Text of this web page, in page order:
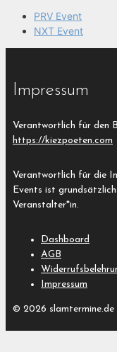
PRV Event
NXT Event
Impressum
Verantwortlich für den
https://kiezpoeten.com
Verantwortlich für die
Events ist
Veranstalter*in.
Dashboard
AGB
Impressum
© 2026 slamtermine.de